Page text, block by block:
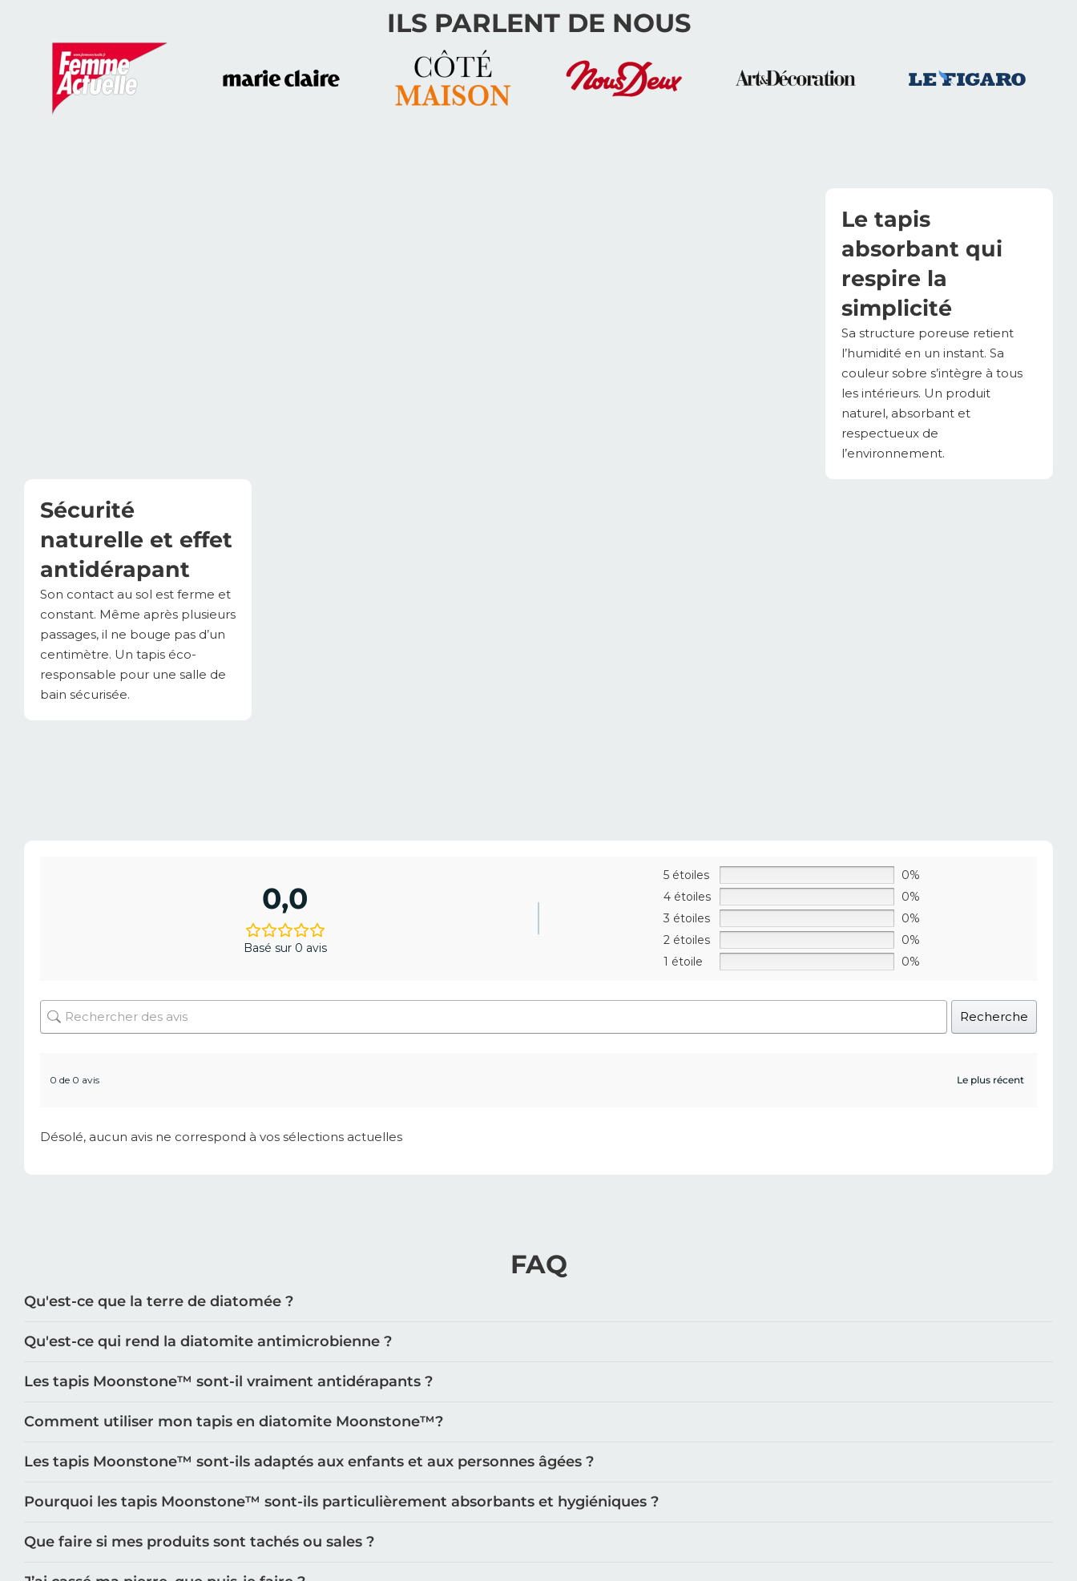
ILS PARLENT DE NOUS
Le tapis
absorbant qui
respire la
simplicité
Sa structure poreuse retient
l’humidité en un instant. Sa
couleur sobre s’intègre à tous
les intérieurs. Un produit
naturel, absorbant et
respectueux de
l’environnement.
Sécurité
naturelle et effet
antidérapant
Son contact au sol est ferme et
constant. Même après plusieurs
passages, il ne bouge pas d’un
centimètre. Un tapis éco-
responsable pour une salle de
bain sécurisée.
0,0
Basé sur 0 avis
5 étoiles
0%
4 étoiles
0%
3 étoiles
0%
2 étoiles
0%
1 étoile
0%
Recherche
0 de 0 avis
Désolé, aucun avis ne correspond à vos sélections actuelles
FAQ
Qu'est-ce que la terre de diatomée ?
Qu'est-ce qui rend la diatomite antimicrobienne ?
Les tapis Moonstone™️ sont-il vraiment antidérapants ?
Comment utiliser mon tapis en diatomite Moonstone™️?
Les tapis Moonstone™️ sont-ils adaptés aux enfants et aux personnes âgées ?
Pourquoi les tapis Moonstone™️ sont-ils particulièrement absorbants et hygiéniques ?
Que faire si mes produits sont tachés ou sales ?